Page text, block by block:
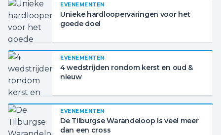
EVENEMENTEN
Unieke hardloopervaringen voor het
goede doel
EVENEMENTEN
4 wedstrijden rondom kerst en oud &
nieuw
EVENEMENTEN
De Tilburgse Warandeloop is veel meer
dan een cross